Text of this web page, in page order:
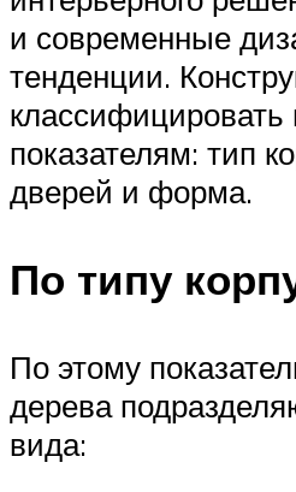
и современные
тенденции.
классифицировать
показателям: тип
дверей и форма.
По типу
По этому
дерева
вида: